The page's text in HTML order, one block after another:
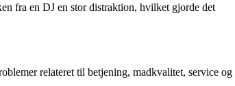
fra en DJ en stor distraktion, hvilket gjorde det
relateret til betjening, madkvalitet, service og